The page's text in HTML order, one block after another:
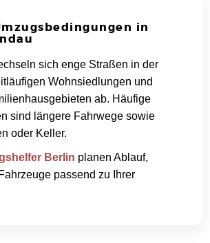
in
sich enge Straßen in der
Wohnsiedlungen und
ab. Häufige
sind längere Fahrwege sowie
oder Keller.
Berlin planen Ablauf,
passend zu Ihrer